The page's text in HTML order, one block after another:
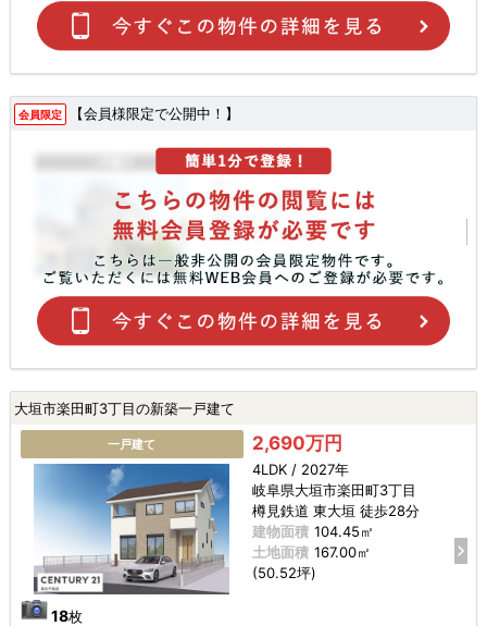
会員限定 【会員様限定で公開中！】
大垣市楽田町3丁目の新築一戸建て
一戸建て
18枚
2,690万円
4LDK / 2027年
岐阜県大垣市楽田町3丁目
樽見鉄道 東大垣 徒歩28分
建物面積 104.45㎡
土地面積 167.00㎡
(50.52坪)